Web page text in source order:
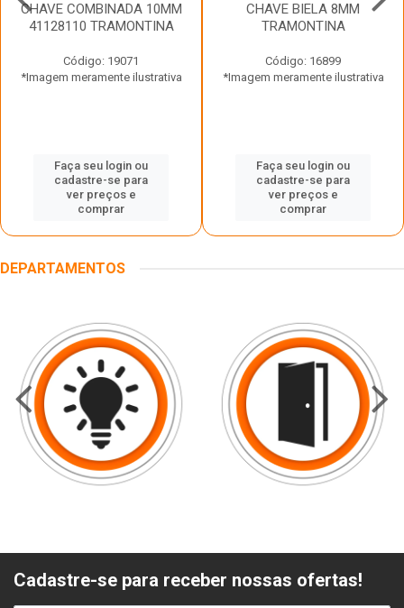
CHAVE COMBINADA 10MM
41128110 TRAMONTINA
Código: 19071
*Imagem meramente ilustrativa
Faça seu login ou
cadastre-se para
ver preços e
comprar
CHAVE BIELA 8MM
TRAMONTINA
Código: 16899
*Imagem meramente ilustrativa
Faça seu login ou
cadastre-se para
ver preços e
comprar
DEPARTAMENTOS
Cadastre-se para receber nossas ofertas!